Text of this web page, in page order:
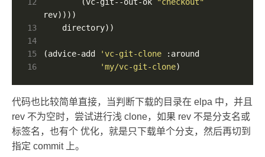
13
14
15
(advice-add 'vc-git-clone
16
'my/vc-git-clone)
代码也比较简单直接，当判断下载的目录在 elpa 中，并且
rev 不为空时，尝试进行浅 clone，如果 rev 不是分支名或
标签名，也有个 优化，就是只下载单个分支，然后再切到
指定 commit 上。